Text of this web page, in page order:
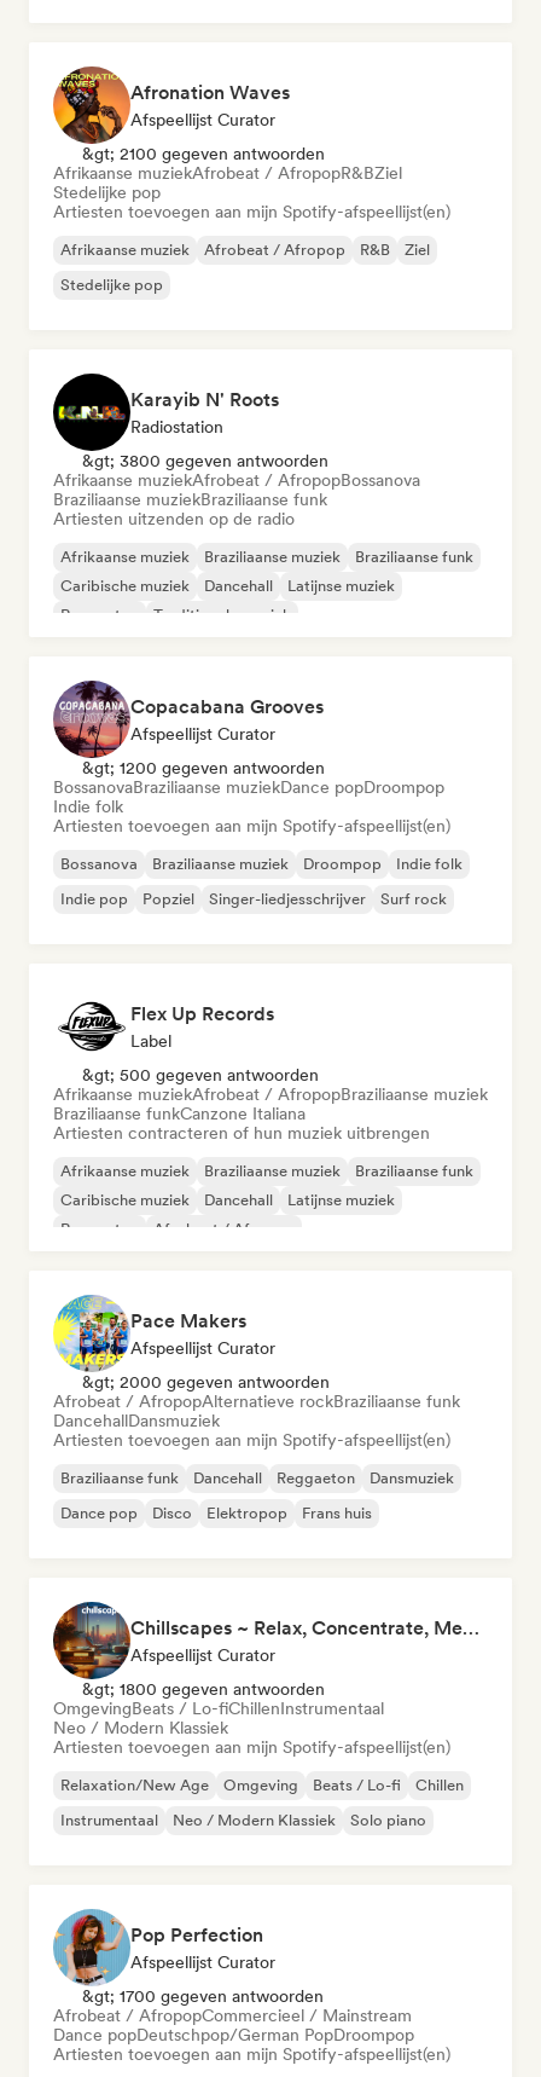
Afronation Waves
Afspeellijst Curator
&gt; 2100 gegeven antwoorden
Afrikaanse muziekAfrobeat / AfropopR&BZiel
Stedelijke pop
Artiesten toevoegen aan mijn Spotify-afspeellijst(en)
Afrikaanse muziek Afrobeat / Afropop R&B
Ziel
Stedelijke pop
Karayib N' Roots
Radiostation
&gt; 3800 gegeven antwoorden
Afrikaanse muziekAfrobeat / AfropopBossanova
Braziliaanse muziekBraziliaanse funk
Artiesten uitzenden op de radio
Afrikaanse muziek Braziliaanse muziek
Braziliaanse funk
Caribische muziek
Dancehall
Latijnse muziek
Reggaeton
Traditionele muziek
Copacabana Grooves
Afspeellijst Curator
&gt; 1200 gegeven antwoorden
BossanovaBraziliaanse muziekDance popDroompop
Indie folk
Artiesten toevoegen aan mijn Spotify-afspeellijst(en)
Bossanova Braziliaanse muziek Droompop
Indie folk
Indie pop
Popziel Singer-liedjesschrijver Surf rock
Flex Up Records
Label
&gt; 500 gegeven antwoorden
Afrikaanse muziekAfrobeat / AfropopBraziliaanse muziek
Braziliaanse funkCanzone Italiana
Artiesten contracteren of hun muziek uitbrengen
Afrikaanse muziek Braziliaanse muziek
Braziliaanse funk
Caribische muziek
Dancehall
Latijnse muziek
Reggaeton
Afrobeat / Afropop
Pace Makers
Afspeellijst Curator
&gt; 2000 gegeven antwoorden
Afrobeat / AfropopAlternatieve rockBraziliaanse funk
DancehallDansmuziek
Artiesten toevoegen aan mijn Spotify-afspeellijst(en)
Braziliaanse funk Dancehall Reggaeton
Dansmuziek
Dance pop
Disco Elektropop Frans huis
Chillscapes ~ Relax, Concentrate, Meditate, Sleep, Dream
Afspeellijst Curator
&gt; 1800 gegeven antwoorden
OmgevingBeats / Lo-fiChillenInstrumentaal
Neo / Modern Klassiek
Artiesten toevoegen aan mijn Spotify-afspeellijst(en)
Relaxation/New Age Omgeving Beats / Lo-fi
Chillen
Instrumentaal
Neo / Modern Klassiek Solo piano
Pop Perfection
Afspeellijst Curator
&gt; 1700 gegeven antwoorden
Afrobeat / AfropopCommercieel / Mainstream
Dance popDeutschpop/German PopDroompop
Artiesten toevoegen aan mijn Spotify-afspeellijst(en)